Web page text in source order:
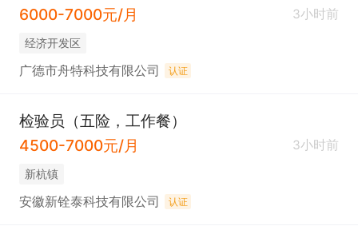
6000-7000元/月
3小时前
经济开发区
广德市舟特科技有限公司 认证
检验员（五险，工作餐）
4500-7000元/月
3小时前
新杭镇
安徽新铨泰科技有限公司 认证